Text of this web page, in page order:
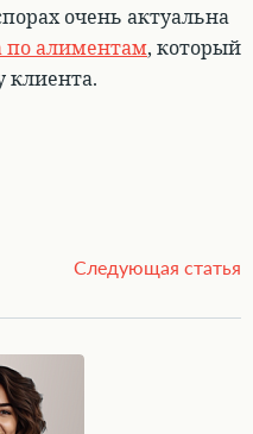
очень актуальна
по алиментам, который
клиента.
Следующая статья